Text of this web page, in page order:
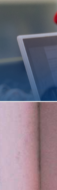
MÉDIO
igh